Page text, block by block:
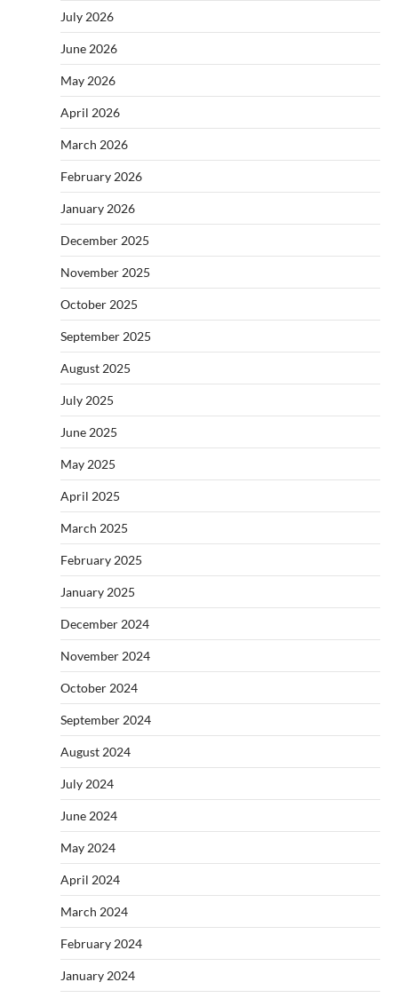
July 2026
June 2026
May 2026
April 2026
March 2026
February 2026
January 2026
December 2025
November 2025
October 2025
September 2025
August 2025
July 2025
June 2025
May 2025
April 2025
March 2025
February 2025
January 2025
December 2024
November 2024
October 2024
September 2024
August 2024
July 2024
June 2024
May 2024
April 2024
March 2024
February 2024
January 2024